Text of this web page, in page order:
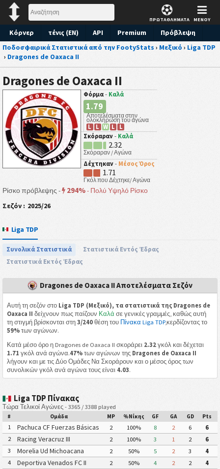
ΠΡΩΤΑΘΛΗΜΑΤΑ ΜΕΝΟΥ
Κόρνερ τένις (EN) API Premium
Πρόβλεψη
Ποδοσφαιρικά Στατιστικά από την FootyStats › Μεξικό › Liga TDP
› Dragones de Oaxaca II
Dragones de Oaxaca II
Φόρμα - Καλά
1.79
Αποτελέσματα στην
ολοκλήρωση του αγώνα
L
L W L
L
Σκόραραν - Καλά
2.32
Σκόραραν / Αγώνα
Δέχτηκαν - Μέσος Όρος
1.71
Γκόλ που Δέχτηκε/ Αγώνα
Ρίσκο πρόβλεψης - 294%- Πολύ Υψηλό Ρίσκο
Σεζόν : 2025/26
Liga TDP
Συνολικά Στατιστικά
Στατιστικά Εντός Έδρας
Στατιστικά Εκτός Έδρας
Dragones de Oaxaca II Αποτελέσματα Σεζόν
Αυτή τη σεζόν στο Liga TDP (Μεξικό), τα στατιστικά της Dragones de
Oaxaca II δείχνουν πως παίζουν Καλά σε γενικές γραμμές, καθώς αυτή
τη στιγμή βρίσκονται στη 3/240θέση του Πίνακα Liga TDP,κερδίζοντας το
59%των αγώνων.
Κατά μέσο όρο η Dragones de Oaxaca II σκοράρει 2.32γκόλ και δέχεται
1.71 γκόλ ανά αγώνα.47%των αγώνων της Dragones de Oaxaca II
λήγουν και με τις Δύο Ομάδες Να Σκοράρουν και ο μέσος όρος των
συνολικών γκόλ ανά αγώνα τους είναι 4.03.
Liga TDP Πίνακας
Τώρα Τελικοί Αγώνες - 3365 / 3388 played
# Ομάδα MP %Νίκης GF GA GD Pts
1
Pachuca CF Fuerzas Básicas
(Pachuca CF III)
2 100% 8 2 6
6
2
Racing Veracruz III 2 100% 3 1 2
6
3
Morelia Ud Michoacana 2 50% 5 2 3
4
4
Deportiva Venados FC II 2 50% 4 2 2
4